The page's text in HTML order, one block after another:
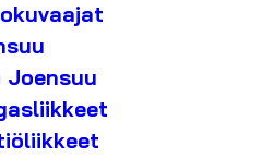
Joensuu